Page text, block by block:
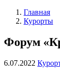
Главная
Курорты
Форум
6.07.2022